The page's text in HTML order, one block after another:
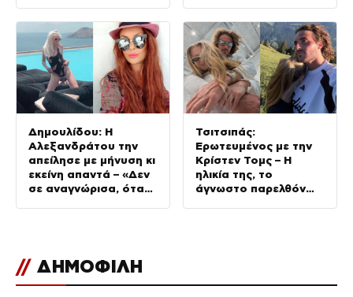
Δημουλίδου: Η
Αλεξανδράτου την
απείλησε με μήνυση κι
εκείνη απαντά – «Δεν
σε αναγνώρισα, όταν
Τσιτσιπάς:
Ερωτευμένος με την
Κρίστεν Τομς – Η
ηλικία της, το
άγνωστο παρελθόν
// ΔΗΜΟΦΙΛΗ